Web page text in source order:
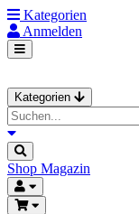
Kategorien
Anmelden
Kategorien
Shop Magazin